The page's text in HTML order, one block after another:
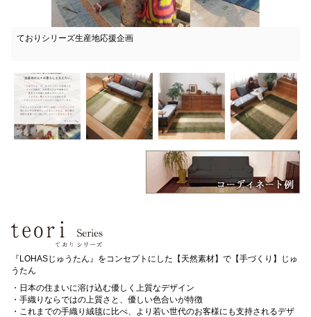
ておりシリーズ生産地応援企画
『LOHASじゅうたん』をコンセプトにした【天然素材】で【手づくり】じゅ
うたん
・日本の住まいに溶け込む優しく上質なデザイン
・手織りならではの上質さと、優しい色合いが特徴
・これまでの手織り絨毯に比べ、より若い世代のお客様にも支持されるデザ